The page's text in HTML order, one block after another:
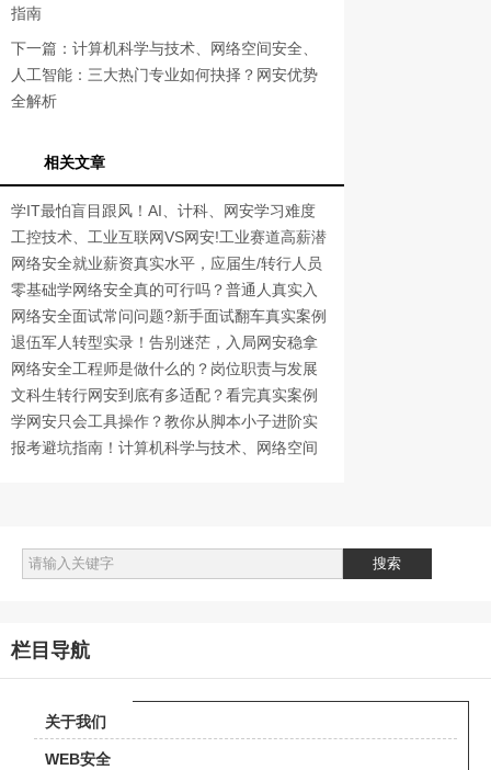
指南
下一篇： 计算机科学与技术、网络空间安全、
人工智能：三大热门专业如何抉择？网安优势
全解析
相关文章
学IT最怕盲目跟风！AI、计科、网安学习难度
真实对比
工控技术、工业互联网VS网安!工业赛道高薪潜
力对比
网络安全就业薪资真实水平，应届生/转行人员
薪资差异
零基础学网络安全真的可行吗？普通人真实入
门蜕变经历
网络安全面试常问问题?新手面试翻车真实案例
退伍军人转型实录！告别迷茫，入局网安稳拿
高薪铁饭碗
网络安全工程师是做什么的？岗位职责与发展
前景详解
文科生转行网安到底有多适配？看完真实案例
你就懂了
学网安只会工具操作？教你从脚本小子进阶实
战工程师
报考避坑指南！计算机科学与技术、网络空间
栏目导航
关于我们
WEB安全